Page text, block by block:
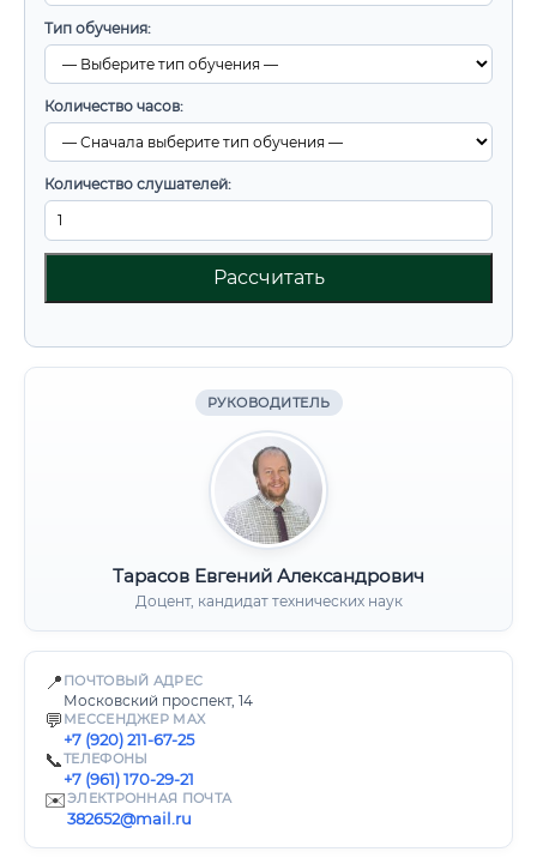
Тип обучения:
Количество часов:
Количество слушателей:
Рассчитать
РУКОВОДИТЕЛЬ
Тарасов Евгений Александрович
Доцент, кандидат технических наук
📍 ПОЧТОВЫЙ АДРЕС
Московский проспект, 14
💬 МЕССЕНДЖЕР MAX
+7 (920) 211-67-25
📞ТЕЛЕФОНЫ
+7 (961) 170-29-21
✉️ЭЛЕКТРОННАЯ ПОЧТА
382652@mail.ru